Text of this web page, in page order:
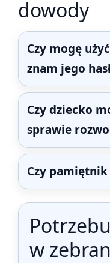
dowody
Czy mogę
znam jego
Czy dziecko
sprawie
Czy
w